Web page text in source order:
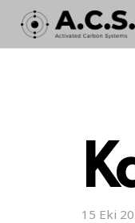
15 Eki